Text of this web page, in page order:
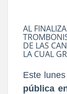
AL
DE LAS
LA CUAL
Este
pública